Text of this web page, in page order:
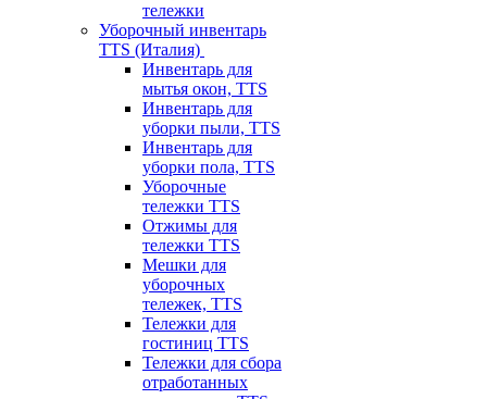
тележки
Уборочный инвентарь
TTS (Италия)
Инвентарь для
мытья окон, TTS
Инвентарь для
уборки пыли, TTS
Инвентарь для
уборки пола, TTS
Уборочные
тележки TTS
Отжимы для
тележки TTS
Мешки для
уборочных
тележек, TTS
Тележки для
гостиниц TTS
Тележки для сбора
отработанных